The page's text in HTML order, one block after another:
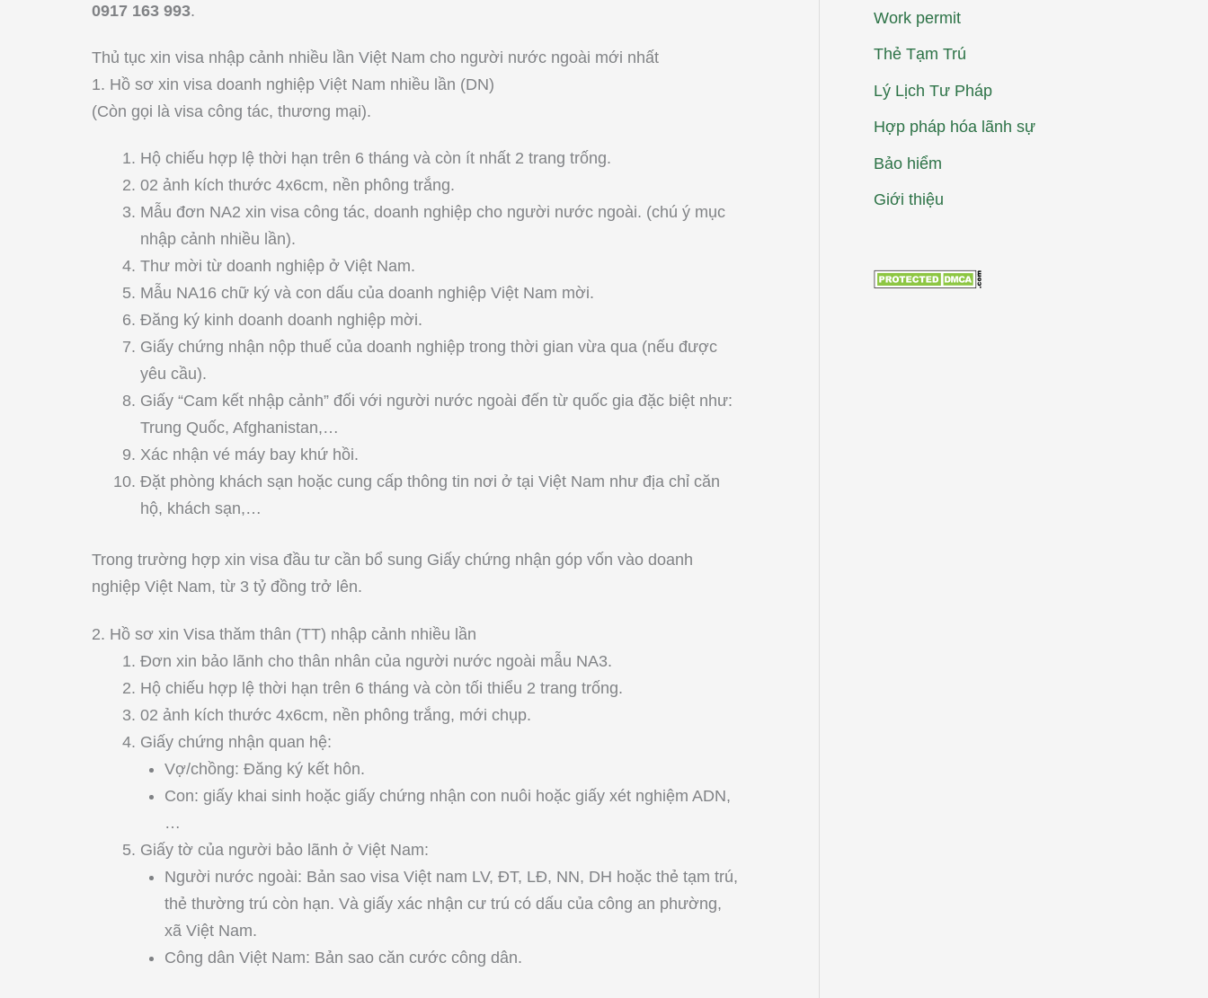
0917 163 993.
Thủ tục xin visa nhập cảnh nhiều lần Việt Nam cho người nước ngoài mới nhất
1. Hồ sơ xin visa doanh nghiệp Việt Nam nhiều lần (DN)
(Còn gọi là visa công tác, thương mại).
Hộ chiếu hợp lệ thời hạn trên 6 tháng và còn ít nhất 2 trang trống.
02 ảnh kích thước 4x6cm, nền phông trắng.
Mẫu đơn NA2 xin visa công tác, doanh nghiệp cho người nước ngoài. (chú ý mục
nhập cảnh nhiều lần).
Thư mời từ doanh nghiệp ở Việt Nam.
Mẫu NA16 chữ ký và con dấu của doanh nghiệp Việt Nam mời.
Đăng ký kinh doanh doanh nghiệp mời.
Giấy chứng nhận nộp thuế của doanh nghiệp trong thời gian vừa qua (nếu được
yêu cầu).
Giấy “Cam kết nhập cảnh” đối với người nước ngoài đến từ quốc gia đặc biệt như:
Trung Quốc, Afghanistan,…
Xác nhận vé máy bay khứ hồi.
Đặt phòng khách sạn hoặc cung cấp thông tin nơi ở tại Việt Nam như địa chỉ căn
hộ, khách sạn,…
Trong trường hợp xin visa đầu tư cần bổ sung Giấy chứng nhận góp vốn vào doanh
nghiệp Việt Nam, từ 3 tỷ đồng trở lên.
2. Hồ sơ xin Visa thăm thân (TT) nhập cảnh nhiều lần
Đơn xin bảo lãnh cho thân nhân của người nước ngoài mẫu NA3.
Hộ chiếu hợp lệ thời hạn trên 6 tháng và còn tối thiểu 2 trang trống.
02 ảnh kích thước 4x6cm, nền phông trắng, mới chụp.
Giấy chứng nhận quan hệ:
Vợ/chồng: Đăng ký kết hôn.
Con: giấy khai sinh hoặc giấy chứng nhận con nuôi hoặc giấy xét nghiệm ADN,
…
Giấy tờ của người bảo lãnh ở Việt Nam:
Người nước ngoài: Bản sao visa Việt nam LV, ĐT, LĐ, NN, DH hoặc thẻ tạm trú,
thẻ thường trú còn hạn. Và giấy xác nhận cư trú có dấu của công an phường,
xã Việt Nam.
Công dân Việt Nam: Bản sao căn cước công dân.
Work permit
Thẻ Tạm Trú
Lý Lịch Tư Pháp
Hợp pháp hóa lãnh sự
Bảo hiểm
Giới thiệu